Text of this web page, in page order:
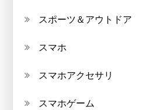
スポーツ＆アウトドア
スマホ
スマホアクセサリ
スマホゲーム